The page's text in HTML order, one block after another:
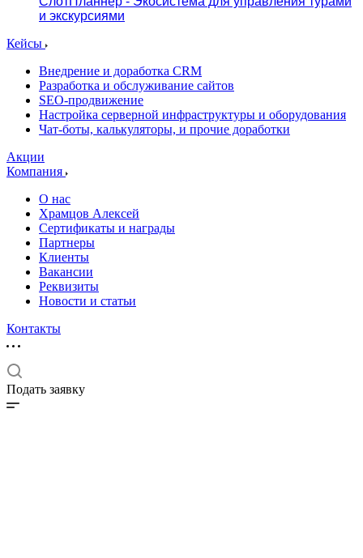
и экскурсиями
Кейсы
Внедрение и доработка CRM
Разработка и обслуживание сайтов
SEO-продвижение
Настройка серверной инфраструктуры и оборудования
Чат-боты, калькуляторы, и прочие доработки
Акции
Компания
О нас
Храмцов Алексей
Сертификаты и награды
Партнеры
Клиенты
Вакансии
Реквизиты
Новости и статьи
Контакты
Подать заявку